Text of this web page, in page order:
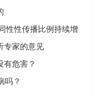
性性传播比例持续增
专家的意见
危害？
吗？